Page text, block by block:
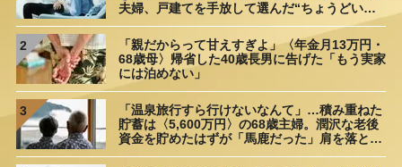
夫婦、戸建てを手放して選んだ“ちょうどいい
2
「親だからって甘えすぎよ」〈年金月13万円・
68歳母〉帰省した40歳長男に告げた「もう実家
には泊めない」
3
「温泉旅行すら行けないなんて」…積み重ねた
貯蓄は〈5,600万円〉の68歳主婦。潤沢な老後
資金を貯めたはずが「馬鹿だった」肩を落とす